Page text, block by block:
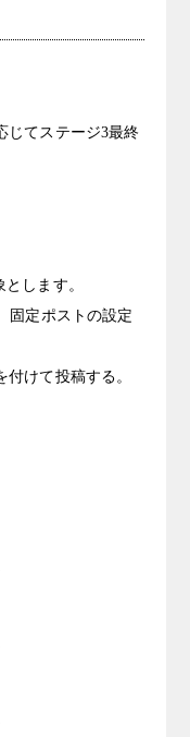
じてステージ3最終
します。
固定ポストの設定
けて投稿する。